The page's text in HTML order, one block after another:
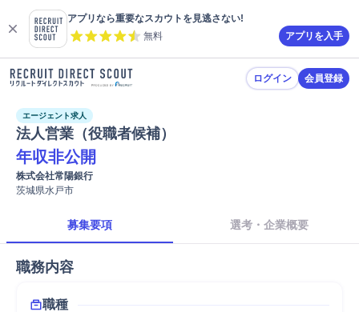
アプリなら重要なスカウトを見逃さない!
無料
アプリを入手
ログイン 会員登録
エージェント求人
法人営業（役職者候補）
年収非公開
株式会社常陽銀行
茨城県水戸市
募集要項 選考・企業概要
職務内容
職種